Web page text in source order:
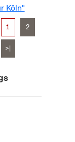
Köln"
1 2
>|